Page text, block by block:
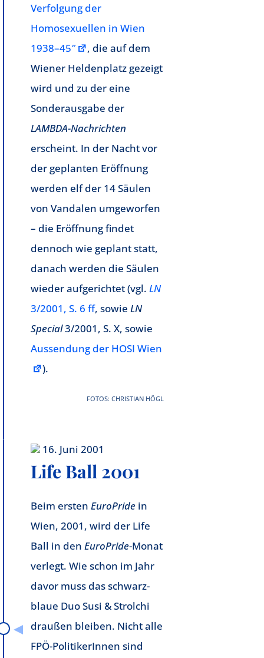
Verfolgung der
Homosexuellen in Wien
1938–45″
, die auf dem
Wiener Heldenplatz gezeigt
wird und zu der eine
Sonderausgabe der
LAMBDA-Nachrichten
erscheint. In der Nacht vor
der geplanten Eröffnung
werden elf der 14 Säulen
von Vandalen umgeworfen
– die Eröffnung findet
dennoch wie geplant statt,
danach werden die Säulen
wieder aufgerichtet (vgl. LN
3/2001, S. 6 ff, sowie LN
Special3/2001, S. X, sowie
Aussendung der HOSI Wien
).
FOTOS: CHRISTIAN HÖGL
16. Juni 2001
Life Ball 2001
Beim ersten EuroPride in
Wien, 2001, wird der Life
Ball in den EuroPride-Monat
verlegt. Wie schon im Jahr
davor muss das schwarz-
blaue Duo Susi & Strolchi
draußen bleiben. Nicht alle
FPÖ-PolitikerInnen sind